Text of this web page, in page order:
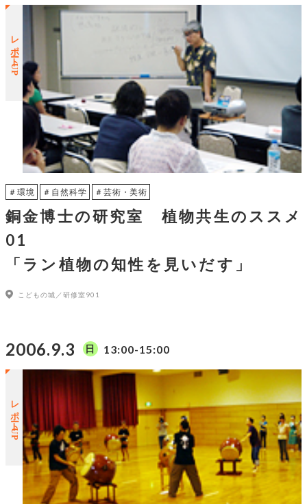
レポートUP
＃環境 ＃自然科学 ＃芸術・美術
銅金博士の研究室 植物共生のススメ
01
「ラン植物の知性を見いだす」
こどもの城／研修室901
2006.9.3 日 13:00-15:00
レポートUP